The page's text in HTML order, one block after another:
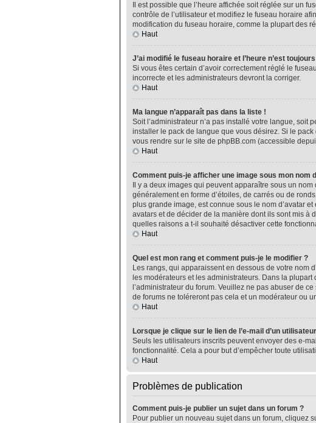
Il est possible que l’heure affichée soit réglée sur un
contrôle de l’utilisateur et modifiez le fuseau horaire
modification du fuseau horaire, comme la plupart des
Haut
J’ai modifié le fuseau horaire et l’heure n’est
Si vous êtes certain d’avoir correctement réglé le
incorrecte et les administrateurs devront la corriger.
Haut
Ma langue n’apparaît pas dans la liste !
Soit l’administrateur n’a pas installé votre langue, soit
installer le pack de langue que vous désirez. Si le
vous rendre sur le site de phpBB.com (accessible
Haut
Comment puis-je afficher une image sous mon nom
Il y a deux images qui peuvent apparaître sous un
généralement en forme d’étoiles, de carrés ou de
plus grande image, est connue sous le nom d’avatar
avatars et de décider de la manière dont ils sont mis à
quelles raisons a t-il souhaité désactiver cette
Haut
Quel est mon rang et comment puis-je le modifier ?
Les rangs, qui apparaissent en dessous de votre nom
les modérateurs et les administrateurs. Dans la
l’administrateur du forum. Veuillez ne pas abuser de
de forums ne toléreront pas cela et un modérateur ou
Haut
Lorsque je clique sur le lien de l’e-mail d’un
Seuls les utilisateurs inscrits peuvent envoyer des e-
fonctionnalité. Cela a pour but d’empêcher toute
Haut
Problèmes de publication
Comment puis-je publier un sujet dans un forum ?
Pour publier un nouveau sujet dans un forum, cliquez